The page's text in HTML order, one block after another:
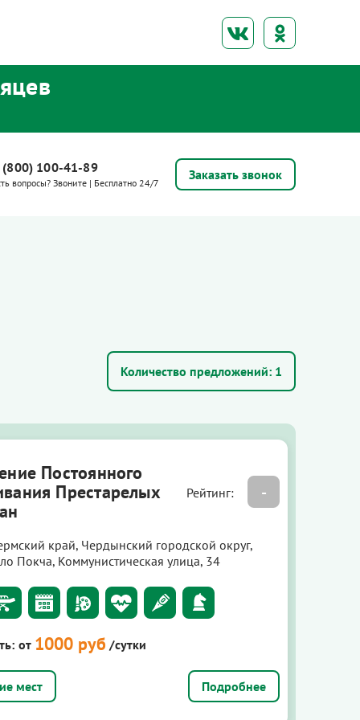
(800) 100-41-89
вопросы? Звоните | Бесплатно 24/7
Заказать звонок
Количество предложений: 1
Постоянного
Престарелых
Рейтинг: -
край, Чердынский городской округ,
Покча, Коммунистическая улица, 34
от 1000 руб /сутки
Подробнее